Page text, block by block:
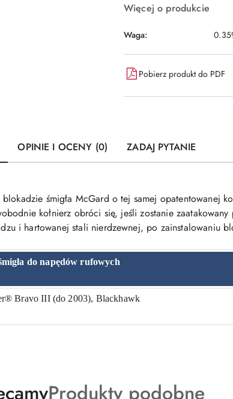
Więcej o produkcie
Waga:
Pobierz produkt do PDF
OPINIE I OCENY (0) ZADAJ PYTANIE
śmigła McGard o tej samej opatentowanej
kołnierz obróci się, jeśli zostanie
i hartowanej stali nierdzewnej, po zainstalowaniu
do napędów rufowych
Bravo III (do 2003), Blackhawk
Produkty
Produkty podobne